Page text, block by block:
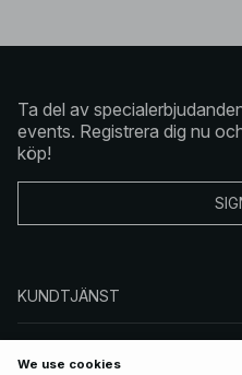
Ta del av
events. Registrera dig nu
köp!
KUNDTJÄNST